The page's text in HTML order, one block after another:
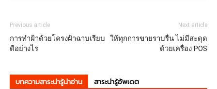
Previous article
การทำฝ้าด้วยโครงฝ้าฉาบเรียบ
ดีอย่างไร
Next article
ให้ทุกการขายราบรื่น ไม่มีสะดุด
ด้วยเครื่อง POS
บทความสาระน่ารู้น่าอ่าน สาระน่ารู้อัพเดต